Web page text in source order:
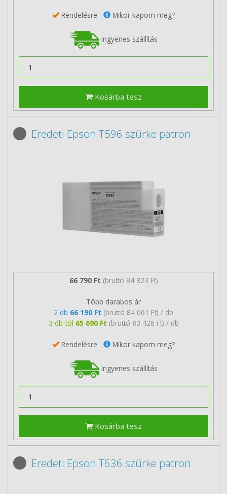
Rendelésre Mikor kapom meg?
Ingyenes szállítás
Kosárba tesz
Eredeti Epson T596 szürke patron
66 790 Ft (bruttó 84 823 Ft)
Több darabos ár
2 db 66 190 Ft (bruttó 84 061 Ft) / db
3 db-tól 65 690 Ft (bruttó 83 426 Ft) / db
Rendelésre Mikor kapom meg?
Ingyenes szállítás
Kosárba tesz
Eredeti Epson T636 szürke patron